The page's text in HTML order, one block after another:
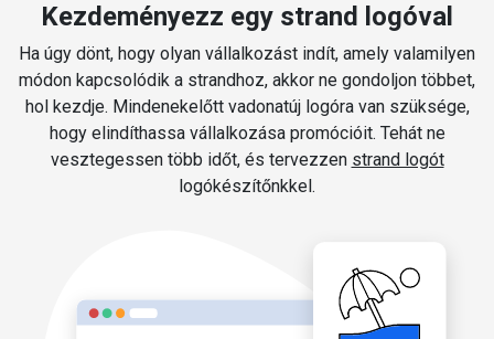
Kezdeményezz egy strand logóval
Ha úgy dönt, hogy olyan vállalkozást indít, amely valamilyen
módon kapcsolódik a strandhoz, akkor ne gondoljon többet,
hol kezdje. Mindenekelőtt vadonatúj logóra van szüksége,
hogy elindíthassa vállalkozása promócióit. Tehát ne
vesztegessen több időt, és tervezzen strand logót
logókészítőnkkel.